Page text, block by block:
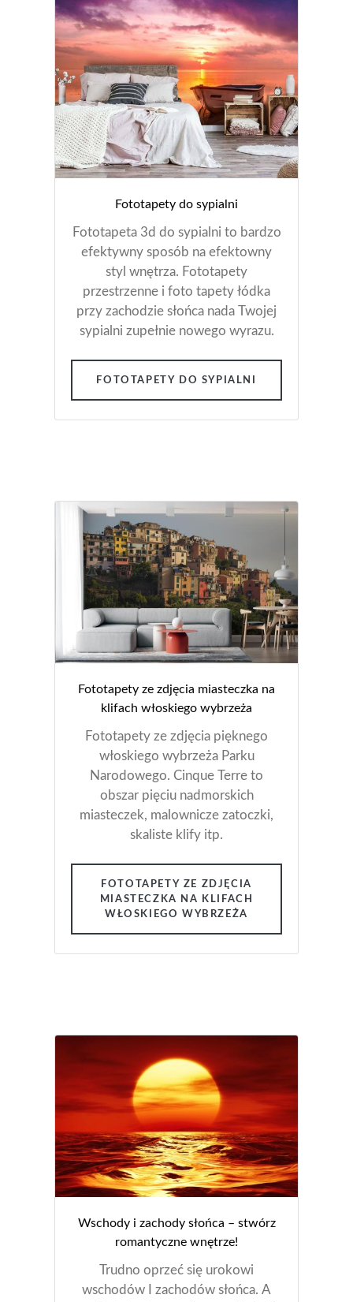
Fototapety do sypialni
Fototapeta 3d do sypialni to bardzo
efektywny sposób na efektowny
styl wnętrza. Fototapety
przestrzenne i foto tapety łódka
przy zachodzie słońca nada Twojej
sypialni zupełnie nowego wyrazu.
FOTOTAPETY DO SYPIALNI
Fototapety ze zdjęcia miasteczka na
klifach włoskiego wybrzeża
Fototapety ze zdjęcia pięknego
włoskiego wybrzeża Parku
Narodowego. Cinque Terre to
obszar pięciu nadmorskich
miasteczek, malownicze zatoczki,
skaliste klify itp.
FOTOTAPETY ZE ZDJĘCIA
MIASTECZKA NA KLIFACH
WŁOSKIEGO WYBRZEŻA
Wschody i zachody słońca – stwórz
romantyczne wnętrze!
Trudno oprzeć się urokowi
wschodów I zachodów słońca. A